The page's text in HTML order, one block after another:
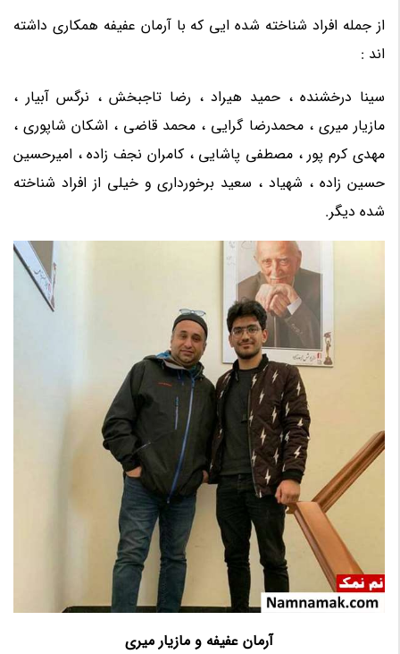
از جمله افراد شناخته شده ایی که با آرمان عفیفه همکاری داشته
اند :
سینا درخشنده ، حمید هیراد ، رضا تاجبخش ، نرگس آبیار ،
مازیار میری ، محمدرضا گرایی ، محمد قاضی ، اشکان شاپوری ،
مهدی کرم پور ، مصطفی پاشایی ، کامران نجف زاده ، امیرحسین
حسین زاده ، شهیاد ، سعید برخورداری و خیلی از افراد شناخته
شده دیگر.
آرمان عفیفه و مازیار میری